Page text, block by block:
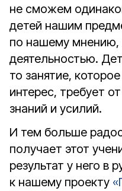
не сможем
детей нашим
по нашему мнению,
деятельностью.
то занятие,
интерес, требует
знаний и усилий.
И тем больше
получает этот
результат у него в
к нашему проекту